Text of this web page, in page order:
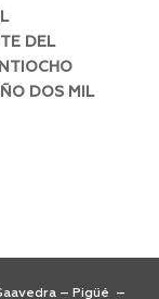
DEL
DOS MIL
– Pigüé –